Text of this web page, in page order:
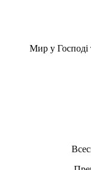
Мир у Господі